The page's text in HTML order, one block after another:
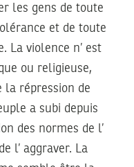
les gens de toute
et de toute
La violence n’ est
ou religieuse,
la répression de
a subi depuis
des normes de l’
l’ aggraver. La